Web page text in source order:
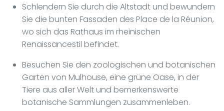
Schlendern Sie durch die Altstadt und bewundern
Sie die bunten Fassaden des Place de la Réunion,
wo sich das Rathaus im rheinischen
Renaissancestil befindet.
Besuchen Sie den zoologischen und botanischen
Garten von Mulhouse, eine grüne Oase, in der
Tiere aus aller Welt und bemerkenswerte
botanische Sammlungen zusammenleben.